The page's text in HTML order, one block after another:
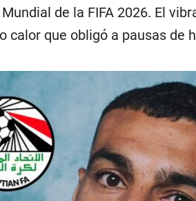
de la FIFA 2026. El
calor que obligó a pausas de